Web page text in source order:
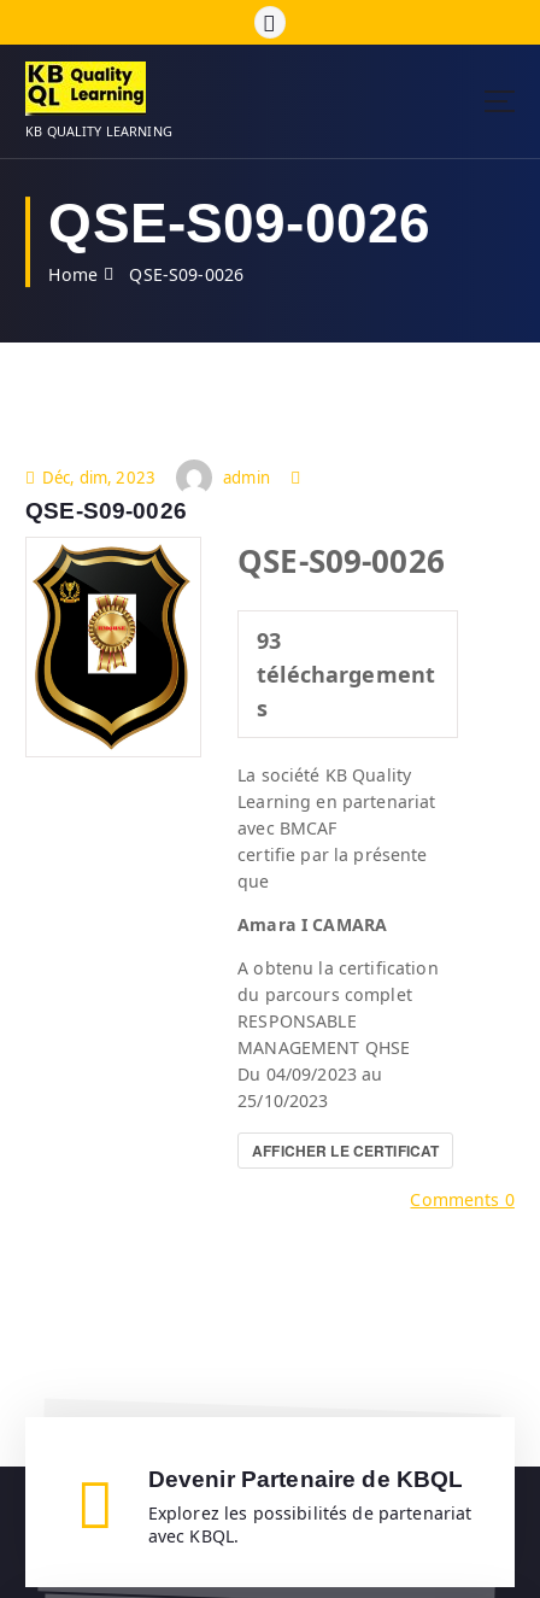
KB QUALITY LEARNING
QSE-S09-0026
Home QSE-S09-0026
Déc, dim, 2023 admin
QSE-S09-0026
QSE-S09-0026
93
téléchargement
s
La société KB Quality
Learning en partenariat
avec BMCAF
certifie par la présente
que
Amara I CAMARA
A obtenu la certification
du parcours complet
RESPONSABLE
MANAGEMENT QHSE
Du 04/09/2023 au
25/10/2023
AFFICHER LE CERTIFICAT
Comments 0
Devenir Partenaire de KBQL
Explorez les possibilités de partenariat
avec KBQL.